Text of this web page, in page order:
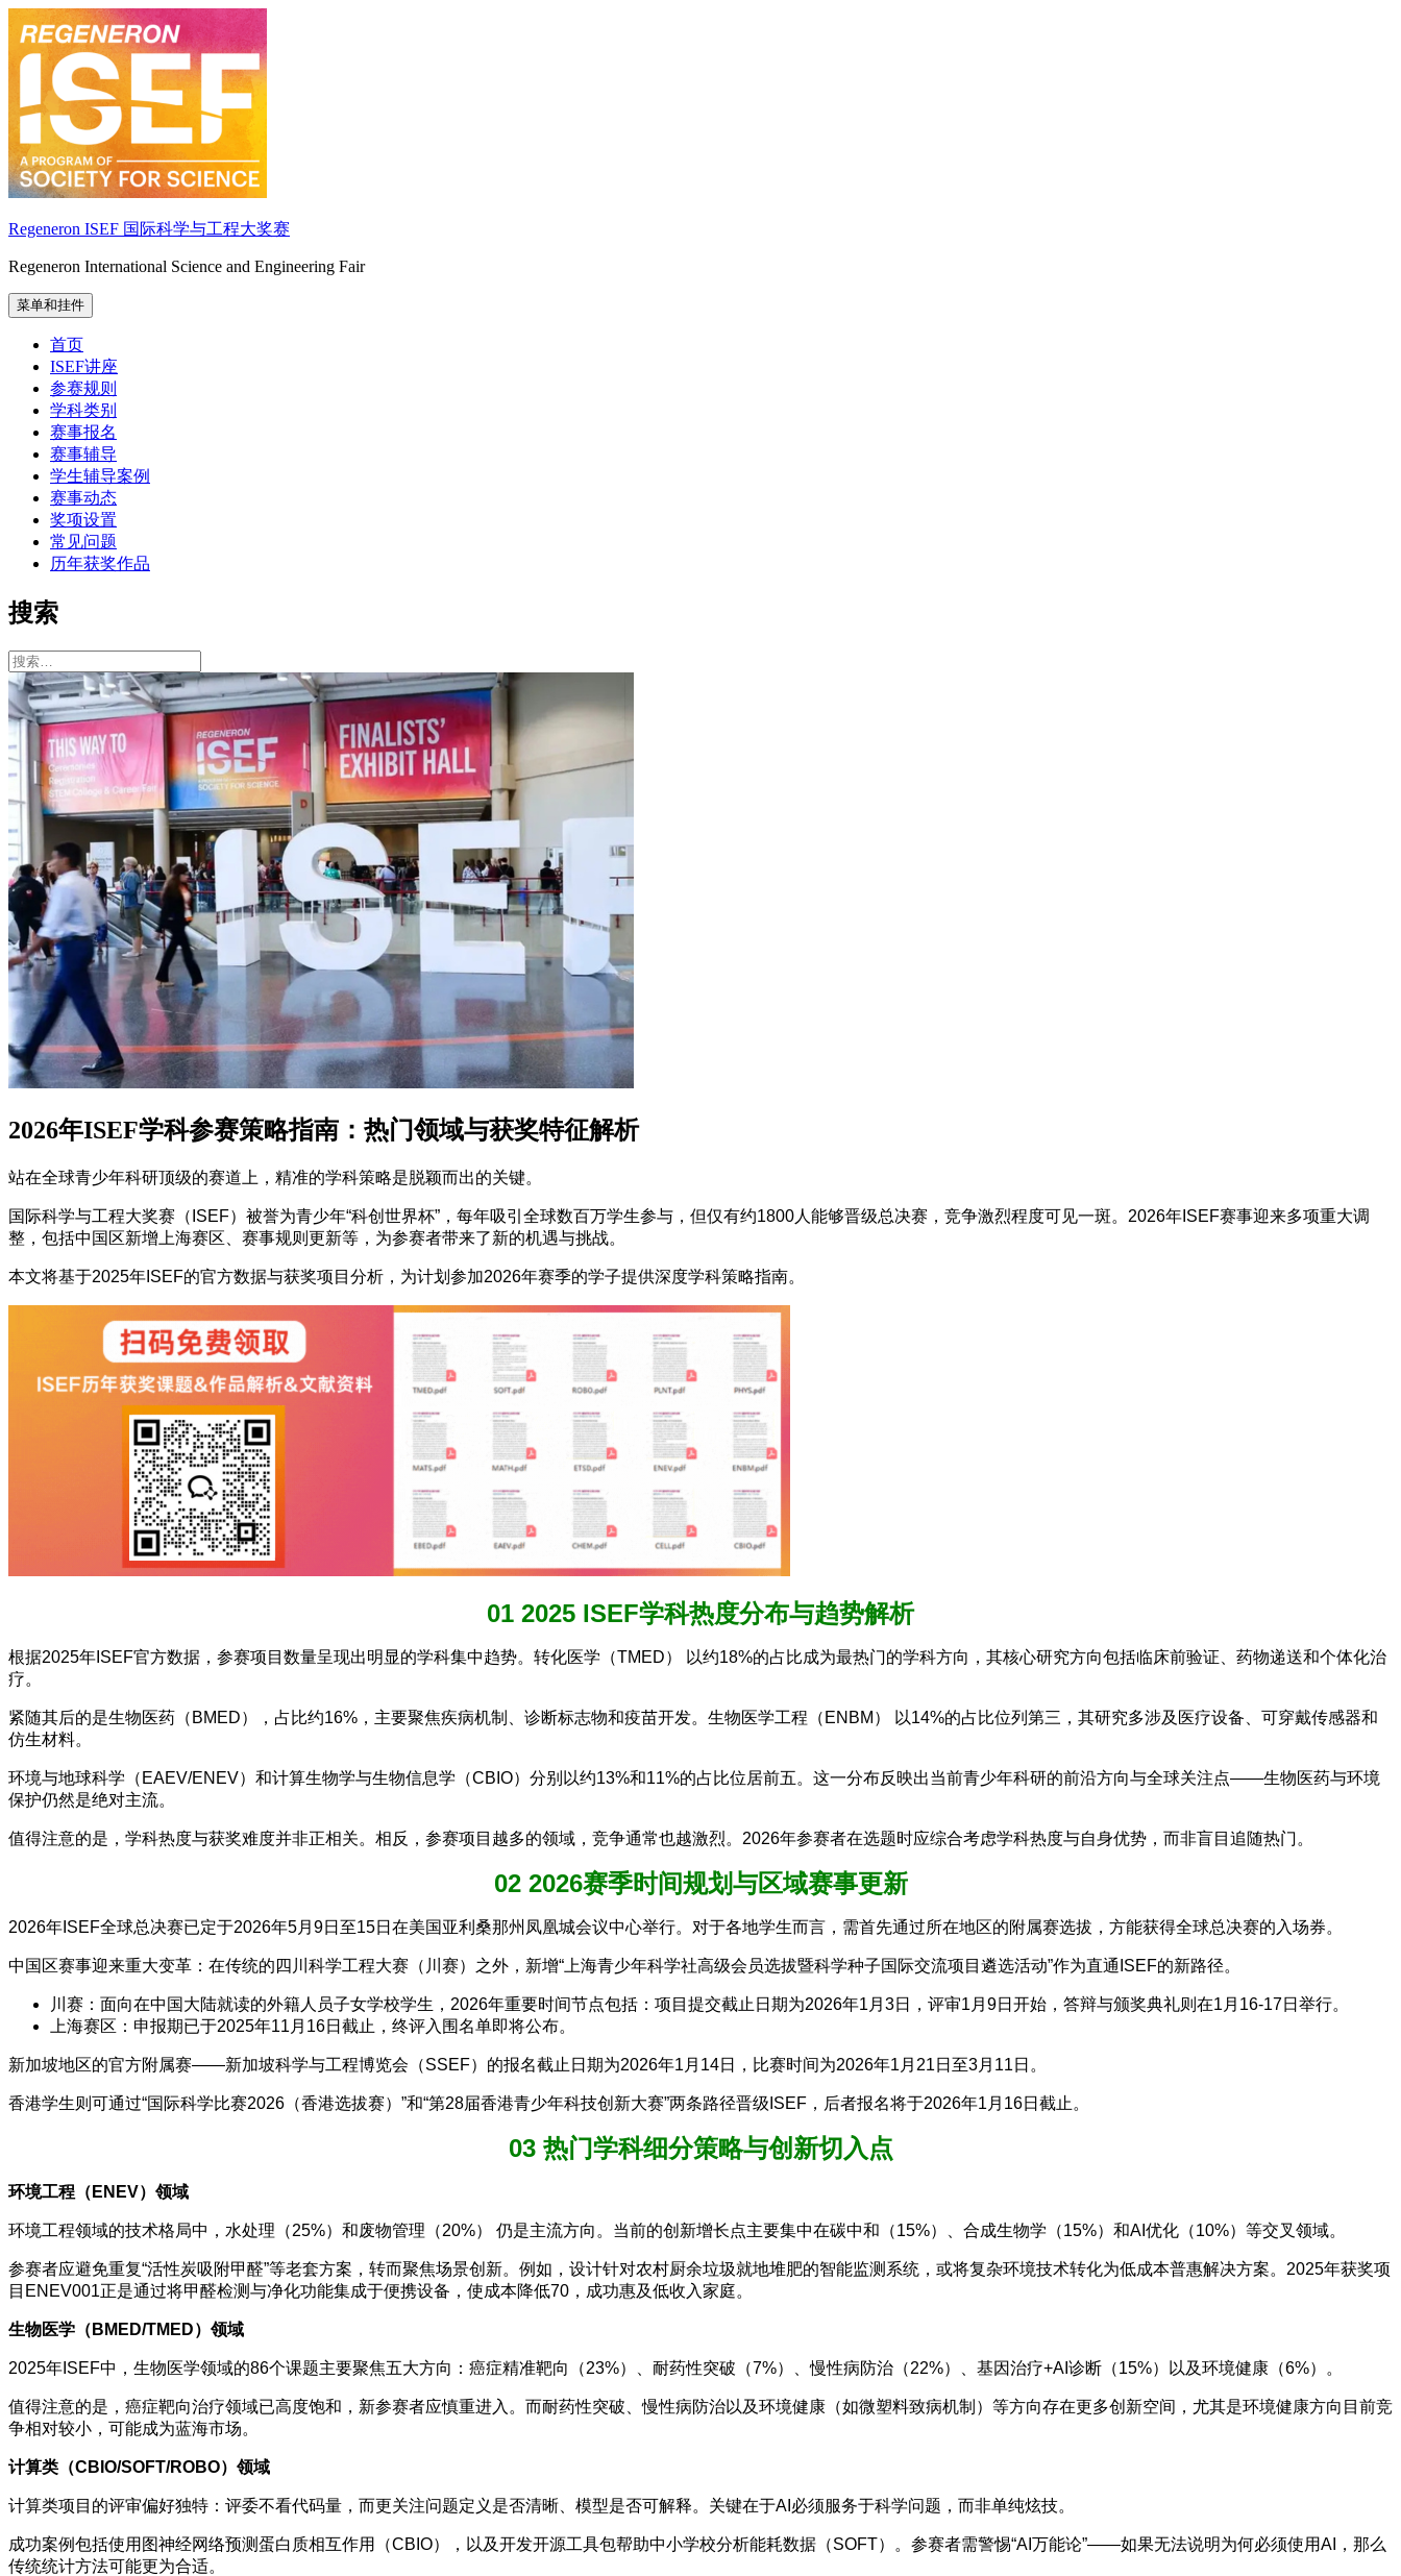
至
内
Regeneron ISEF 国际科学与工程大奖赛
Regeneron International Science and Engineering Fair
菜单和挂件
首页
ISEF讲座
参赛规则
学科类别
赛事报名
赛事辅导
学生辅导案例
赛事动态
奖项设置
常见问题
历年获奖作品
搜索
搜
索：
2026年ISEF学科参赛策略指南：热门领域与获奖特征解析
站在全球青少年科研顶级的赛道上，精准的学科策略是脱颖而出的关键。
国际科学与工程大奖赛（ISEF）被誉为青少年“科创世界杯”，每年吸引全球数百万学生参与，但仅有约1800人能够晋级总决赛，竞争激烈程度可见一斑。2026年ISEF赛事迎来多项重大调
整，包括中国区新增上海赛区、赛事规则更新等，为参赛者带来了新的机遇与挑战。
本文将基于2025年ISEF的官方数据与获奖项目分析，为计划参加2026年赛季的学子提供深度学科策略指南。
01 2025 ISEF学科热度分布与趋势解析
根据2025年ISEF官方数据，参赛项目数量呈现出明显的学科集中趋势。转化医学（TMED） 以约18%的占比成为最热门的学科方向，其核心研究方向包括临床前验证、药物递送和个体化治
疗。
紧随其后的是生物医药（BMED），占比约16%，主要聚焦疾病机制、诊断标志物和疫苗开发。生物医学工程（ENBM） 以14%的占比位列第三，其研究多涉及医疗设备、可穿戴传感器和
仿生材料。
环境与地球科学（EAEV/ENEV）和计算生物学与生物信息学（CBIO）分别以约13%和11%的占比位居前五。这一分布反映出当前青少年科研的前沿方向与全球关注点——生物医药与环境
保护仍然是绝对主流。
值得注意的是，学科热度与获奖难度并非正相关。相反，参赛项目越多的领域，竞争通常也越激烈。2026年参赛者在选题时应综合考虑学科热度与自身优势，而非盲目追随热门。
02 2026赛季时间规划与区域赛事更新
2026年ISEF全球总决赛已定于2026年5月9日至15日在美国亚利桑那州凤凰城会议中心举行。对于各地学生而言，需首先通过所在地区的附属赛选拔，方能获得全球总决赛的入场券。
中国区赛事迎来重大变革：在传统的四川科学工程大赛（川赛）之外，新增“上海青少年科学社高级会员选拔暨科学种子国际交流项目遴选活动”作为直通ISEF的新路径。
川赛：面向在中国大陆就读的外籍人员子女学校学生，2026年重要时间节点包括：项目提交截止日期为2026年1月3日，评审1月9日开始，答辩与颁奖典礼则在1月16-17日举行。
上海赛区：申报期已于2025年11月16日截止，终评入围名单即将公布。
新加坡地区的官方附属赛——新加坡科学与工程博览会（SSEF）的报名截止日期为2026年1月14日，比赛时间为2026年1月21日至3月11日。
香港学生则可通过“国际科学比赛2026（香港选拔赛）”和“第28届香港青少年科技创新大赛”两条路径晋级ISEF，后者报名将于2026年1月16日截止。
03 热门学科细分策略与创新切入点
环境工程（ENEV）领域
环境工程领域的技术格局中，水处理（25%）和废物管理（20%） 仍是主流方向。当前的创新增长点主要集中在碳中和（15%）、合成生物学（15%）和AI优化（10%）等交叉领域。
参赛者应避免重复“活性炭吸附甲醛”等老套方案，转而聚焦场景创新。例如，设计针对农村厨余垃圾就地堆肥的智能监测系统，或将复杂环境技术转化为低成本普惠解决方案。2025年获奖项
目ENEV001正是通过将甲醛检测与净化功能集成于便携设备，使成本降低70，成功惠及低收入家庭。
生物医学（BMED/TMED）领域
2025年ISEF中，生物医学领域的86个课题主要聚焦五大方向：癌症精准靶向（23%）、耐药性突破（7%）、慢性病防治（22%）、基因治疗+AI诊断（15%）以及环境健康（6%）。
值得注意的是，癌症靶向治疗领域已高度饱和，新参赛者应慎重进入。而耐药性突破、慢性病防治以及环境健康（如微塑料致病机制）等方向存在更多创新空间，尤其是环境健康方向目前竞
争相对较小，可能成为蓝海市场。
计算类（CBIO/SOFT/ROBO）领域
计算类项目的评审偏好独特：评委不看代码量，而更关注问题定义是否清晰、模型是否可解释。关键在于AI必须服务于科学问题，而非单纯炫技。
成功案例包括使用图神经网络预测蛋白质相互作用（CBIO），以及开发开源工具包帮助中小学校分析能耗数据（SOFT）。参赛者需警惕“AI万能论”——如果无法说明为何必须使用AI，那么
传统统计方法可能更为合适。